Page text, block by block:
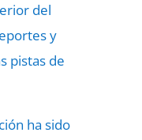
del
y
pistas de
ha sido